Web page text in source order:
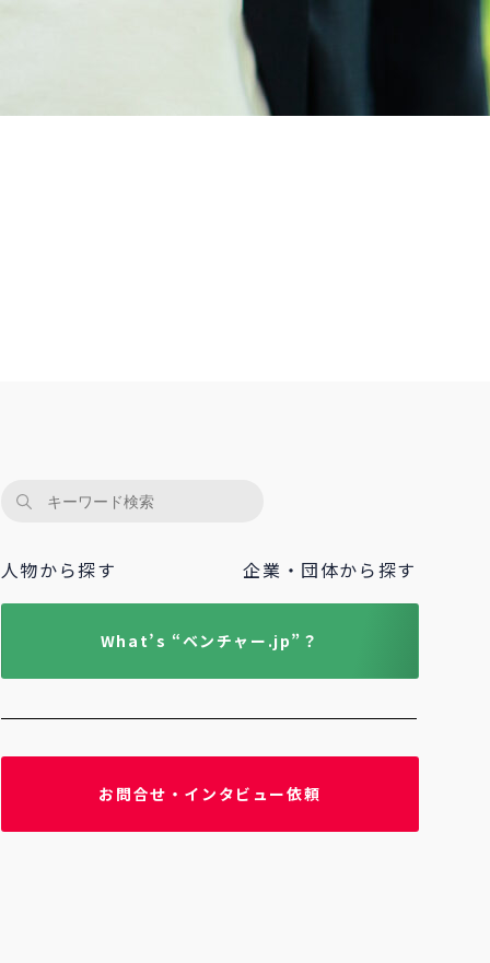
人物から探す 企業・団体から探す
What’s “ベンチャー.jp”？
お問合せ・インタビュー依頼